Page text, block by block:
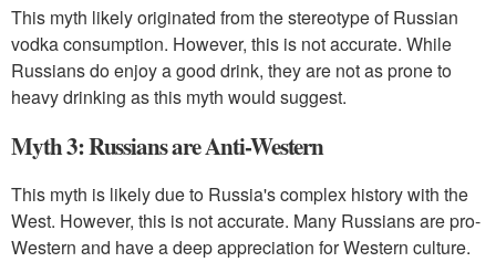
This myth likely originated from the stereotype of Russian
vodka consumption. However, this is not accurate. While
Russians do enjoy a good drink, they are not as prone to
heavy drinking as this myth would suggest.
Myth 3: Russians are Anti-Western
This myth is likely due to Russia's complex history with the
West. However, this is not accurate. Many Russians are pro-
Western and have a deep appreciation for Western culture.